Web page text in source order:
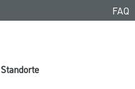
FAQ
Standorte